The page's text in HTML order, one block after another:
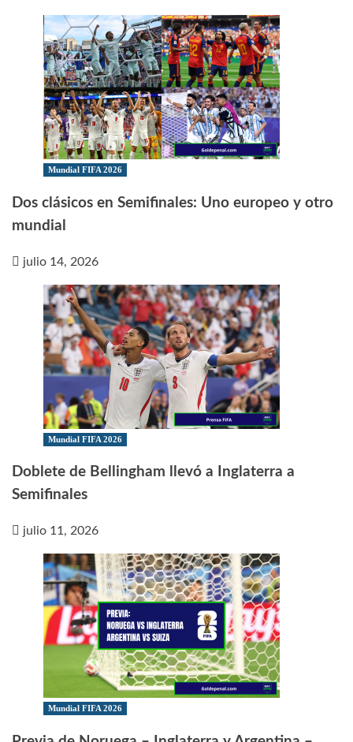
Mundial FIFA 2026
Dos clásicos en Semifinales: Uno europeo y otro
mundial
julio 14, 2026
Mundial FIFA 2026
Doblete de Bellingham llevó a Inglaterra a
Semifinales
julio 11, 2026
Mundial FIFA 2026